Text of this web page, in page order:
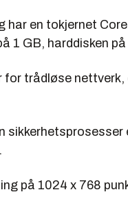
har en tokjernet
1 GB, harddisken
trådløse nettverk,
sikkerhetsprosesser
på 1024 x 768